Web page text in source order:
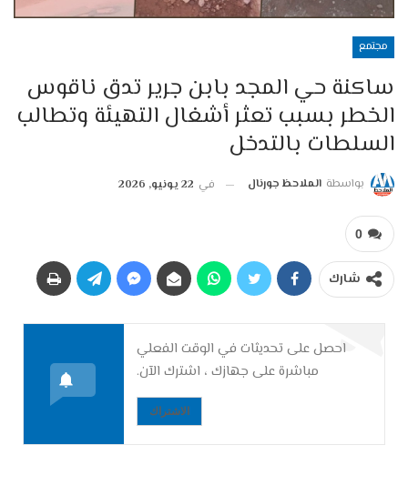
مجتمع
ساكنة حي المجد بابن جرير تدق ناقوس
الخطر بسبب تعثر أشغال التهيئة وتطالب
السلطات بالتدخل
بواسطة الملاحظ جورنال في 22 يونيو, 2026
0
شارك
احصل على تحديثات في الوقت الفعلي
مباشرة على جهازك ، اشترك الآن.
الاشتراك